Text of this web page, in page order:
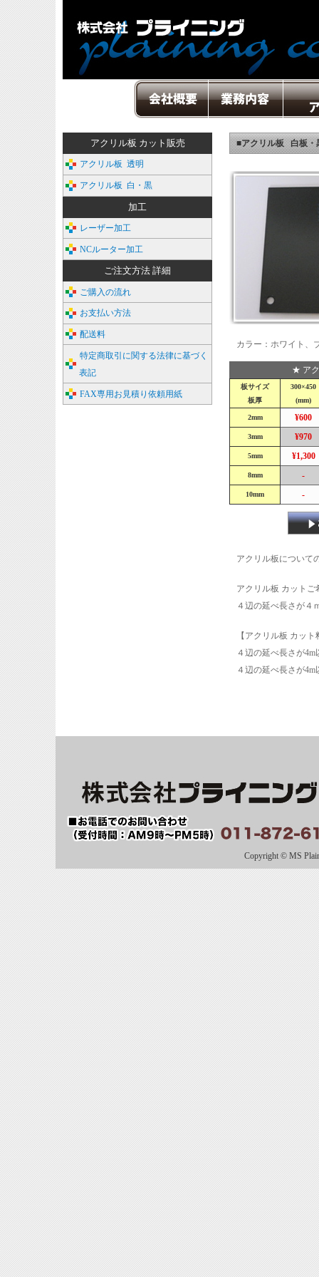
■アクリル板 白板・
カラー：ホワイト、
★ ア
板サイズ
板厚
300×450
(mm)
2mm ¥600
3mm ¥970
5mm ¥1,300
8mm -
10mm -
アクリル板について
アクリル板 カット
４辺の延べ長さが４
【アクリル板 カット
４辺の延べ長さが
４辺の延べ長さが
アクリル板 カット販売
アクリル板 透明
アクリル板 白・黒
加工
レーザー加工
NCルーター加工
ご注文方法 詳細
ご購入の流れ
お支払い方法
配送料
特定商取引に関する法律に基づく
表記
FAX専用お見積り依頼用紙
Copyright © MS